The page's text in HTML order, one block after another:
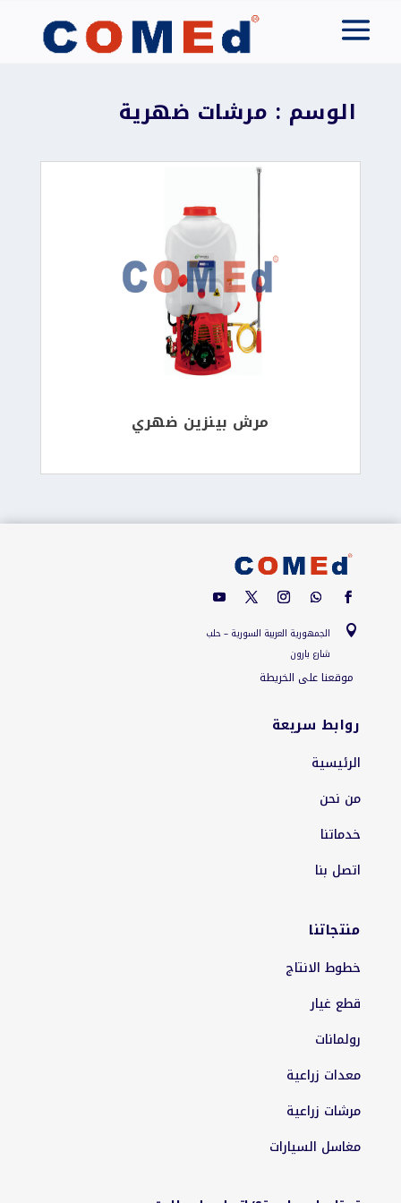
الوسم : مرشات ضهرية
مرش بينزين ضهري

الجمهورية العربية السورية – حلب
شارع بارون
موقعنا على الخريطة
روابط سريعة
الرئيسية
من نحن
خدماتنا
اتصل بنا
منتجاتنا
خطوط الانتاج
قطع غيار
رولمانات
معدات زراعية
مرشات زراعية
مغاسل السيارات